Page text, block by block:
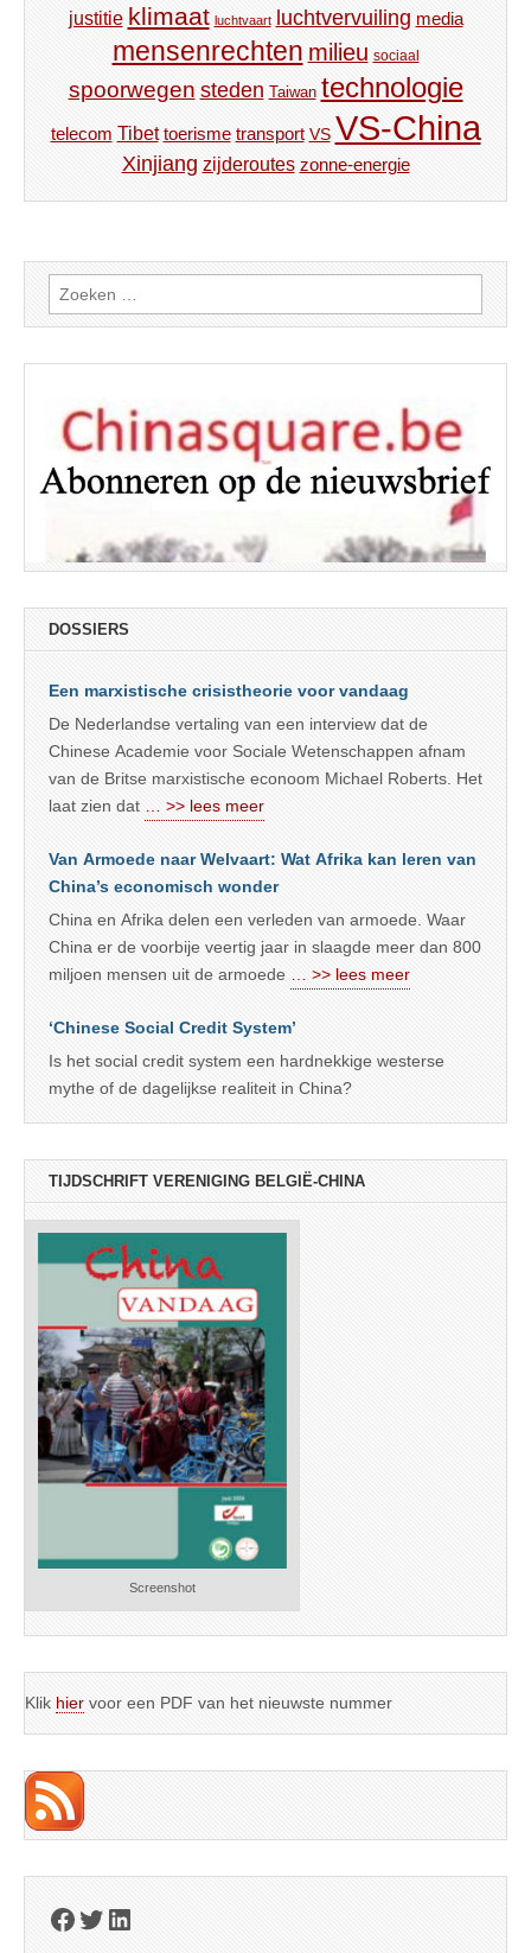
justitie klimaat luchtvaart luchtvervuiling media
mensenrechten milieu sociaal
spoorwegen steden Taiwan technologie
telecom Tibet toerisme transport VS VS-China
Xinjiang zijderoutes zonne-energie
Zoeken
naar:
DOSSIERS
Een marxistische crisistheorie voor vandaag
De Nederlandse vertaling van een interview dat de
Chinese Academie voor Sociale Wetenschappen afnam
van de Britse marxistische econoom Michael Roberts. Het
laat zien dat … >> lees meer
Van Armoede naar Welvaart: Wat Afrika kan leren van
China’s economisch wonder
China en Afrika delen een verleden van armoede. Waar
China er de voorbije veertig jaar in slaagde meer dan 800
miljoen mensen uit de armoede … >> lees meer
‘Chinese Social Credit System’
Is het social credit system een hardnekkige westerse
mythe of de dagelijkse realiteit in China?
TIJDSCHRIFT VERENIGING BELGIË-CHINA
Screenshot
Klik hier voor een PDF van het nieuwste nummer
Facebook
Twitter
LinkedIn